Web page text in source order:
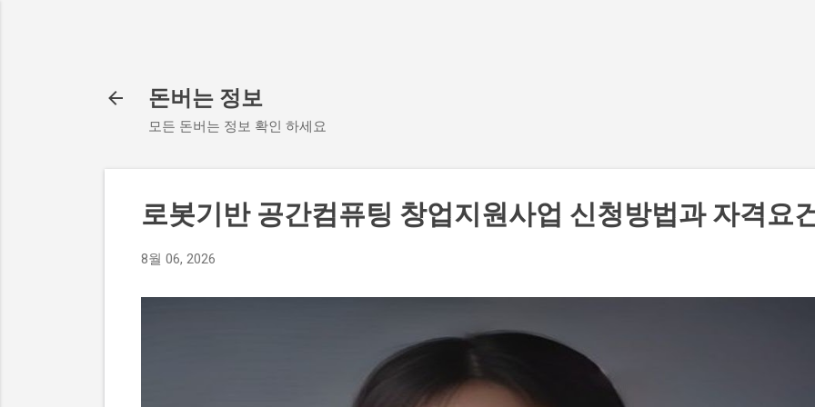
돈버는 정보
모든 돈버는 정보 확인 하세요
로봇기반 공간컴퓨팅 창업지원사업 신청방법과 자격요
8월 06, 2026